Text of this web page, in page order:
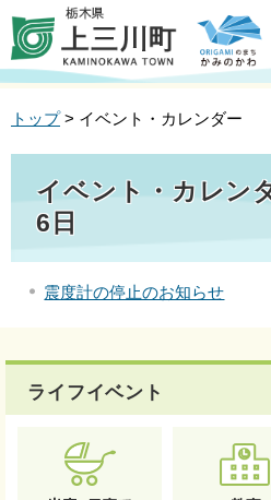
トップ> イベント・カレンダー
イベント・カレン
6日
震度計の停止のお知らせ
ライフイベント